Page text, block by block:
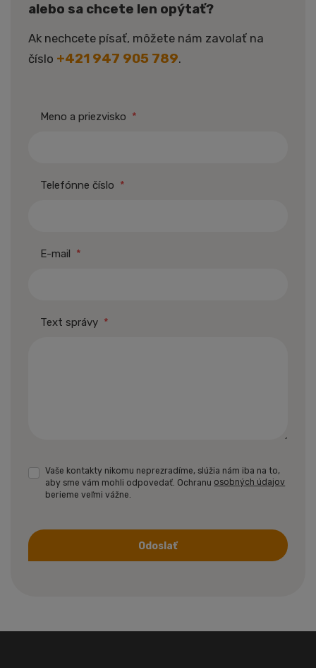
alebo sa chcete len opýtať?
Ak nechcete písať, môžete nám zavolať na
číslo +421 947 905 789.
Meno a priezvisko *
Telefónne číslo *
E-mail *
Text správy *
Vaše kontakty nikomu neprezradíme, slúžia nám iba na to,
aby sme vám mohli odpovedať. Ochranu osobných údajov
berieme veľmi vážne.
Odoslať